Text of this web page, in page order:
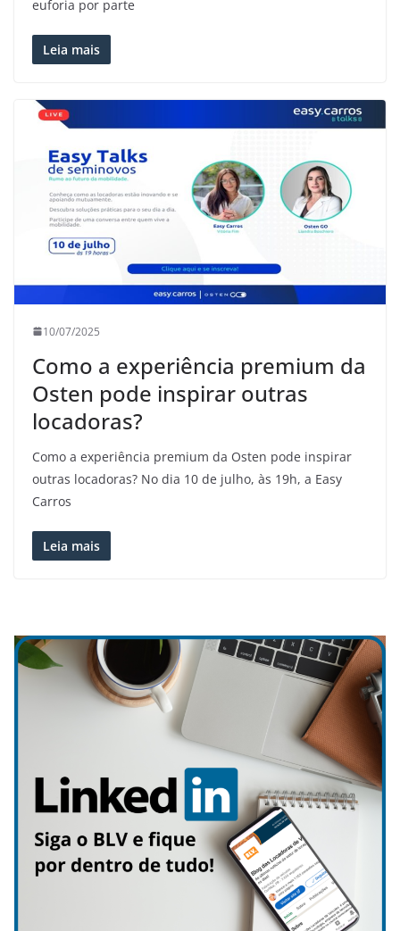
euforia por parte
Leia mais
10/07/2025
Como a experiência premium da
Osten pode inspirar outras
locadoras?
Como a experiência premium da Osten pode inspirar
outras locadoras? No dia 10 de julho, às 19h, a Easy
Carros
Leia mais